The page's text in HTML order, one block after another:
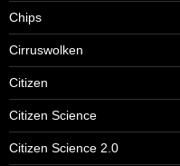
Chips
Cirruswolken
Citizen
Citizen Science
Citizen Science 2.0